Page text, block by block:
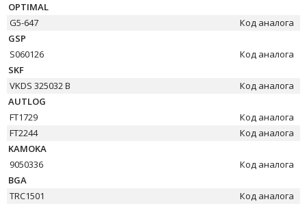
OPTIMAL
G5-647
Код аналога
GSP
S060126
Код аналога
SKF
VKDS 325032 B
Код аналога
AUTLOG
FT1729
Код аналога
FT2244
Код аналога
KAMOKA
9050336
Код аналога
BGA
TRC1501
Код аналога